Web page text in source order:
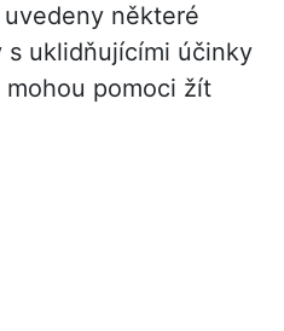
některé
s uklidňujícími účinky
mohou pomoci žít